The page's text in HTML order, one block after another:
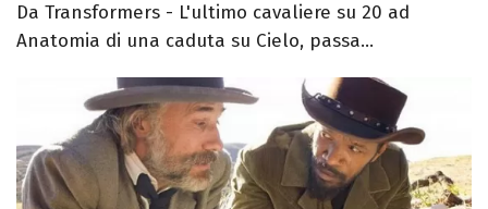
Da Transformers - L'ultimo cavaliere su 20 ad
Anatomia di una caduta su Cielo, passa...